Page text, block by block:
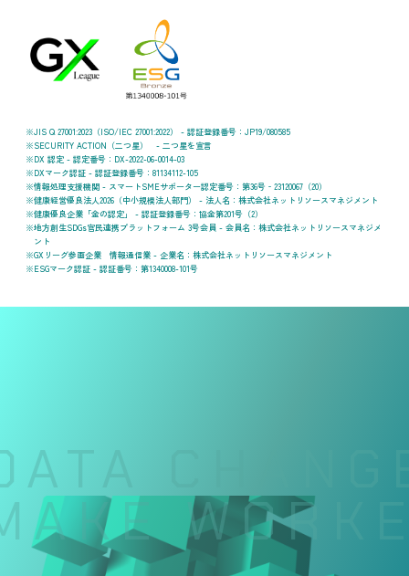
JIS Q 27001:2023（ISO/IEC 27001:2022） - 認証登録番号：JP19/080585
SECURITY ACTION（二つ星） - 二つ星を宣言
DX 認定 - 認定番号：DX-2022-06-0014-03
DXマーク認証 - 認証登録番号：81134112-105
情報処理支援機関 - スマートSMEサポーター認定番号：第36号‐23120067（20）
健康経営優良法人2026（中小規模法人部門） - 法人名：株式会社ネットリソースマネジメント
健康優良企業「金の認定」 - 認証登録番号：協金第201号（2）
地方創生SDGs官民連携プラットフォーム 3号会員 - 会員名：株式会社ネットリソースマネジメ
ント
GXリーグ参画企業 情報通信業 - 企業名：株式会社ネットリソースマネジメント
ESGマーク認証 - 認証番号：第1340008-101号